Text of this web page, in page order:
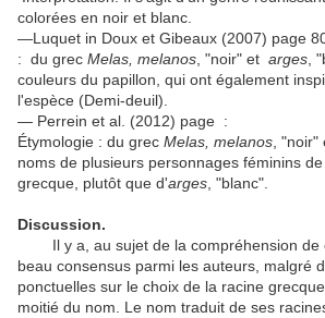
colorées en noir et blanc.
—Luquet in Doux et Gibeaux (2007) page
: du grec Melas, melanos , "noir" et arges ,
couleurs du papillon, qui ont également
l'espèce (Demi-deuil).
— Perrein et al. (2012) page :
Étymologie : du grec Melas, melanos ,
noms de plusieurs personnages féminins
grecque, plutôt que d'arges , "blanc".
Discussion.
Il y a, au sujet de la compréhension de
beau consensus parmi les auteurs, malgré
ponctuelles sur le choix de la racine
moitié du nom. Le nom traduit de ses